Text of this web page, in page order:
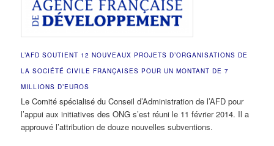
L’AFD SOUTIENT 12 NOUVEAUX PROJETS D’ORGANISATIONS DE
LA SOCIÉTÉ CIVILE FRANÇAISES POUR UN MONTANT DE 7
MILLIONS D’EUROS
Le Comité spécialisé du Conseil d’Administration de l’AFD pour
l’appui aux initiatives des ONG s’est réuni le 11 février 2014. Il a
approuvé l’attribution de douze nouvelles subventions.